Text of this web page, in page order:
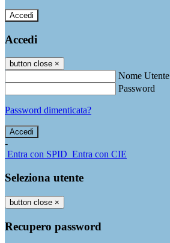
Accedi
Accedi
button close ×
Nome Utente
Password
Password dimenticata?
-
Entra con SPID Entra con CIE
Seleziona utente
button close ×
Recupero password